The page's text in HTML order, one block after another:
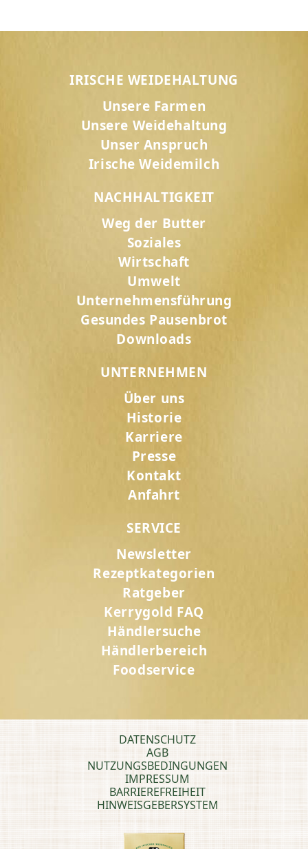
IRISCHE WEIDEHALTUNG
Unsere Farmen
Unsere Weidehaltung
Unser Anspruch
Irische Weidemilch
NACHHALTIGKEIT
Weg der Butter
Soziales
Wirtschaft
Umwelt
Unternehmensführung
Gesundes Pausenbrot
Downloads
UNTERNEHMEN
Über uns
Historie
Karriere
Presse
Kontakt
Anfahrt
SERVICE
Newsletter
Rezeptkategorien
Ratgeber
Kerrygold FAQ
Händlersuche
Händlerbereich
Foodservice
DATENSCHUTZ
AGB
NUTZUNGSBEDINGUNGEN
IMPRESSUM
BARRIEREFREIHEIT
HINWEISGEBERSYSTEM